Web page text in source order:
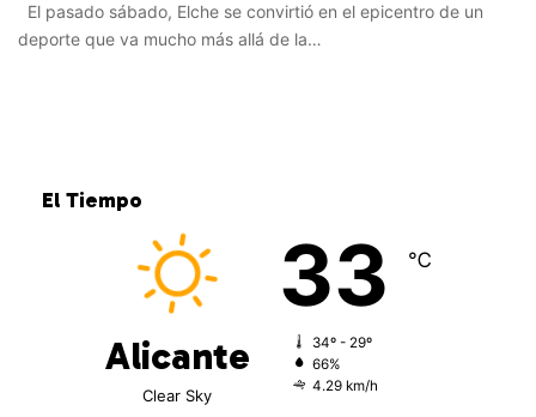
El pasado sábado, Elche se convirtió en el epicentro de un
deporte que va mucho más allá de la…
El Tiempo
Alicante
Clear Sky
33 ℃
34º - 29º
66%
4.29 km/h